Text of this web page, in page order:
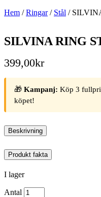
Hem /Ringar/ Stål /
SILVINA RING
399,00kr
🎁 Kampanj: Köp 3
köpet!
Beskrivning
Produkt fakta
I lager
Antal